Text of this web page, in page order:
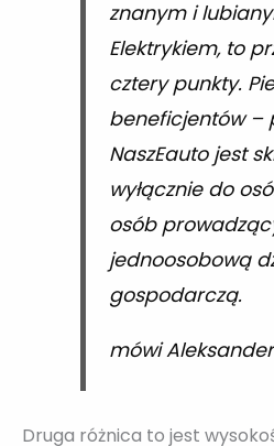
znanym i
Elektrykiem, to
cztery punkty.
beneficjentów –
NaszEauto jest
wyłącznie do
osób
jednoosobową
gospodarczą.
mówi Aleksander
Druga różnica to jest